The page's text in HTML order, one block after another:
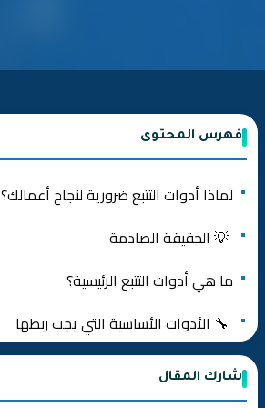
فهرس المحتوى
لماذا أدوات التتبع ضرورية لنجاح أعمالك؟
💡 الحقيقة الصادمة
ما هي أدوات التتبع الرئيسية؟
🔧 الأدوات الأساسية التي يجب ربطها
لماذا Google Tag Manager ضروري؟
شارك المقال